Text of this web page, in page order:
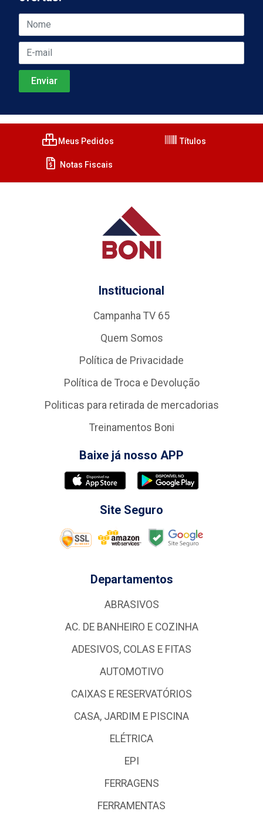
Meus Pedidos Títulos
Notas Fiscais
Institucional
Campanha TV 65
Quem Somos
Política de Privacidade
Política de Troca e Devolução
Politicas para retirada de mercadorias
Treinamentos Boni
Baixe já nosso APP
Site Seguro
Departamentos
ABRASIVOS
AC. DE BANHEIRO E COZINHA
ADESIVOS, COLAS E FITAS
AUTOMOTIVO
CAIXAS E RESERVATÓRIOS
CASA, JARDIM E PISCINA
ELÉTRICA
EPI
FERRAGENS
FERRAMENTAS